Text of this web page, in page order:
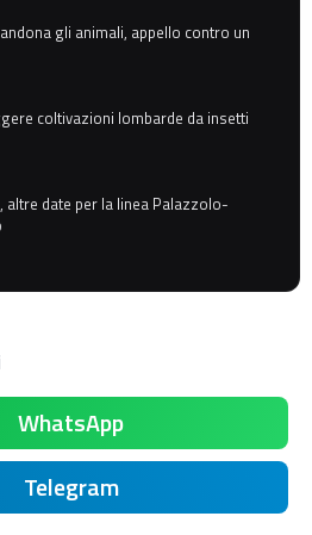
gli animali, appello contro un
coltivazioni lombarde da insetti
altre date per la linea Palazzolo-
WhatsApp
Telegram